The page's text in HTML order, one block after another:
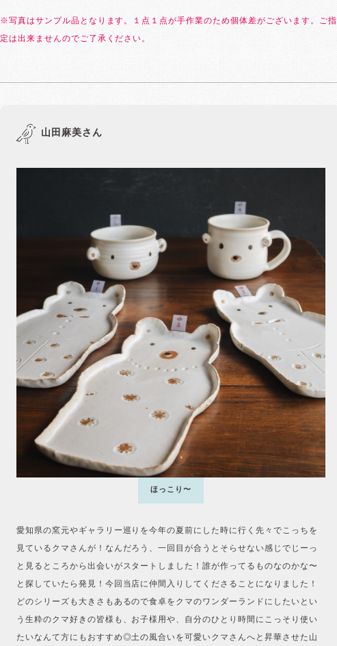
※写真はサンプル品となります。１点１点が手作業のため個体差がございます。ご指
定は出来ませんのでご了承ください。
山田麻美さん
ほっこり〜
愛知県の窯元やギャラリー巡りを今年の夏前にした時に行く先々でこっちを
見ているクマさんが！なんだろう、一回目が合うとそらせない感じでじーっ
と見るところから出会いがスタートしました！誰が作ってるものなのかな〜
と探していたら発見！今回当店に仲間入りしてくださることになりました！
どのシリーズも大きさもあるので食卓をクマのワンダーランドにしたいとい
う生粋のクマ好きの皆様も、お子様用や、自分のひとり時間にこっそり使い
たいなんて方にもおすすめ◎土の風合いを可愛いクマさんへと昇華させた山